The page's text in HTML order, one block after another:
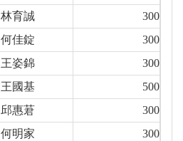
林育誠
300
何佳錠
300
王姿錦
300
王國基
500
邱惠莙
300
何明家
300